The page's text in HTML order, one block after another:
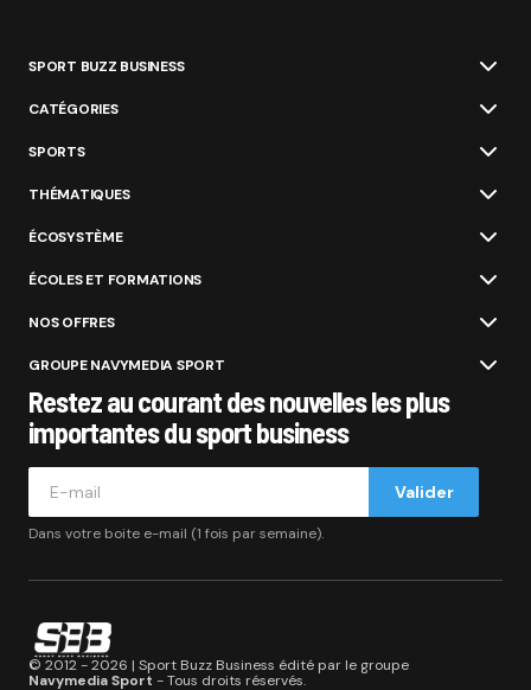
SPORT BUZZ BUSINESS
CATÉGORIES
SPORTS
THÉMATIQUES
ÉCOSYSTÈME
ÉCOLES ET FORMATIONS
NOS OFFRES
GROUPE NAVYMEDIA SPORT
Restez au courant des nouvelles les plus
importantes du sport business
Valider
Dans votre boite e-mail (1 fois par semaine).
© 2012 - 2026 | Sport Buzz Business édité par le groupe
Navymedia Sport - Tous droits réservés.